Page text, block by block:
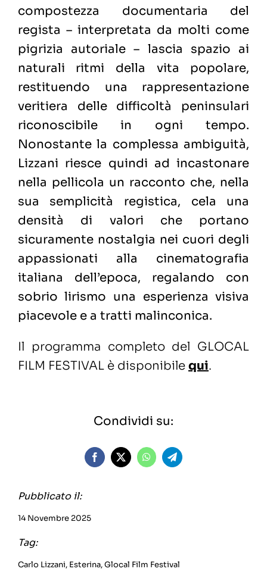
compostezza documentaria del
regista – interpretata da molti come
pigrizia autoriale – lascia spazio ai
naturali ritmi della vita popolare,
restituendo una rappresentazione
veritiera delle difficoltà peninsulari
riconoscibile in ogni tempo.
Nonostante la complessa ambiguità,
Lizzani riesce quindi ad incastonare
nella pellicola un racconto che, nella
sua semplicità registica, cela una
densità di valori che portano
sicuramente nostalgia nei cuori degli
appassionati alla cinematografia
italiana dell’epoca, regalando con
sobrio lirismo una esperienza visiva
piacevole e a tratti malinconica.
Il programma completo del GLOCAL
FILM FESTIVAL è disponibile qui.
Condividi su:
Pubblicato il:
14 Novembre 2025
Tag:
Carlo Lizzani, Esterina,Glocal Film Festival